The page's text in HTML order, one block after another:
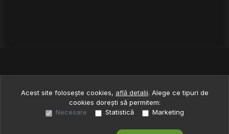
Acest site folosește cookies, află detalii. Alege ce tipuri de
cookies dorești să permitem:
Necesare
Statistică Marketing